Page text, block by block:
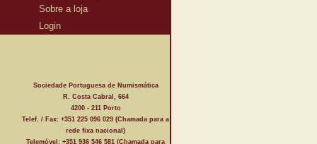
Sobre a loja
Login
Sociedade Portuguesa de Numismática
R. Costa Cabral, 664
4200 - 211 Porto
Telef. / Fax: +351 225 096 029 (Chamada para a
rede fixa nacional)
Telemóvel: +351 936 546 581 (Chamada para